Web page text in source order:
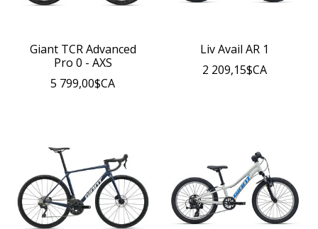
Giant TCR Advanced
Pro 0 - AXS
5 799,00$CA
Liv Avail AR 1
2 209,15$CA